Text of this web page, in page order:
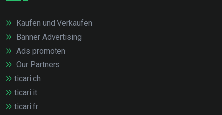
Kaufen und Verkaufen
Banner Advertising
Ads promoten
Our Partners
ticari.ch
ticari.it
ticari.fr